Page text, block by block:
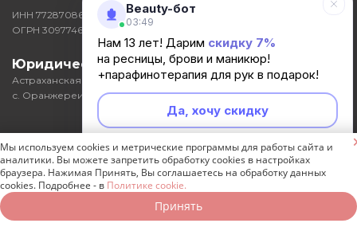
ИНН 772870863575
ОГРН 309774602000046
Юридический адрес: 416352,
Астраханская область, р-н Икрянинский,
с. Оранжереи, ул Кирова, д. 3, кв. 25
Разработка и продвижение сайта -
2026 © Студия наращивания ресниц Анна Кей
Beauty-бот
03:49
Нам 13 лет! Дарим скидку 7%
на ресницы, брови и маникюр!
+парафинотерапия для рук в подарок!
Да, хочу скидку
Неинтересно
Мы используем cookies и метрические программы для работы сайта и
аналитики. Вы можете запретить обработку cookies в настройках
браузера. Нажимая Принять, Вы соглашаетесь на обработку данных
cookies. Подробнее - в Политике cookie.
Принять